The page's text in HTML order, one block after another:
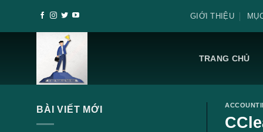
GIỚI THIỆU
TRANG CHỦ
BÀI VIẾT MỚI